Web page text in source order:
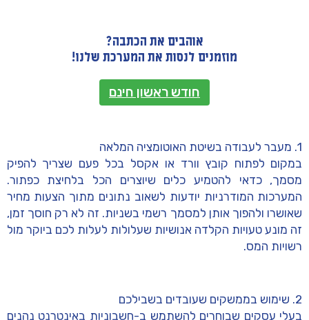
אוהבים את הכתבה?
מוזמנים לנסות את המערכת שלנו!
חודש ראשון חינם
1. מעבר לעבודה בשיטת האוטומציה המלאה
במקום לפתוח קובץ וורד או אקסל בכל פעם שצריך להפיק
מסמך, כדאי להטמיע כלים שיוצרים הכל בלחיצת כפתור.
המערכות המודרניות יודעות לשאוב נתונים מתוך הצעות מחיר
שאושרו ולהפוך אותן למסמך רשמי בשניות. זה לא רק חוסך זמן,
זה מונע טעויות הקלדה אנושיות שעלולות לעלות לכם ביוקר מול
רשויות המס.
2. שימוש בממשקים שעובדים בשבילכם
בעלי עסקים שבוחרים להשתמש ב-חשבוניות באינטרנט נהנים